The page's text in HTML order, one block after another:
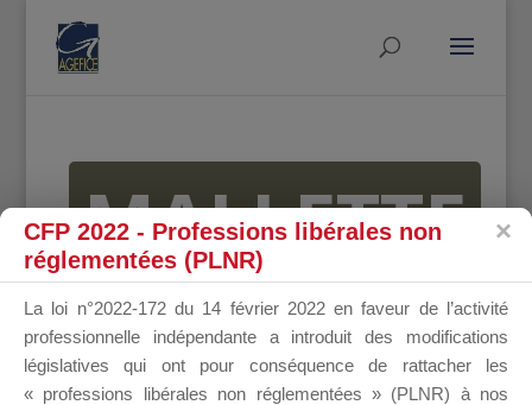
MALLETTE
DU
CFP 2022 - Professions libérales non
réglementées (PLNR)
La loi n°2022-172 du 14 février 2022 en faveur de l’activité
professionnelle indépendante a introduit des modifications
législatives qui ont pour conséquence de rattacher les
« professions libérales non réglementées » (PLNR) à nos